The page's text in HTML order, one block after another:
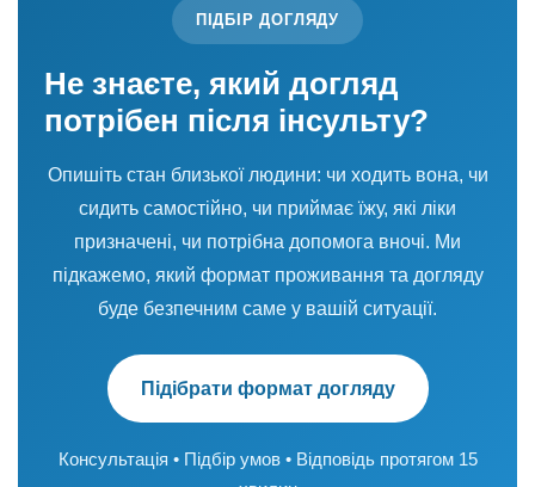
ПІДБІР ДОГЛЯДУ
Не знаєте, який догляд
потрібен після інсульту?
Опишіть стан близької людини: чи ходить вона, чи
сидить самостійно, чи приймає їжу, які ліки
призначені, чи потрібна допомога вночі. Ми
підкажемо, який формат проживання та догляду
буде безпечним саме у вашій ситуації.
Підібрати формат догляду
Консультація • Підбір умов • Відповідь протягом 15